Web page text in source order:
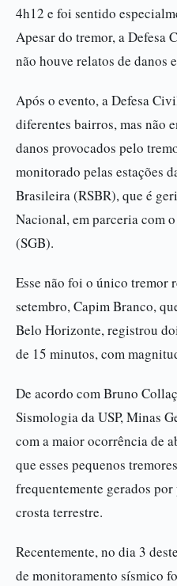
4h12 e foi sentido
Apesar do tremor, a Defesa
não houve relatos de danos
Após o evento, a Defesa
diferentes bairros, mas não
danos provocados pelo
monitorado pelas estações
Brasileira (RSBR), que é
Nacional, em parceria com
(SGB).
Esse não foi o único tremor
setembro, Capim Branco,
Belo Horizonte, registrou
de 15 minutos, com
De acordo com Bruno
Sismologia da USP, Minas
com a maior ocorrência de
que esses pequenos
frequentemente gerados
crosta terrestre.
Recentemente, no dia 3
de monitoramento sísmico